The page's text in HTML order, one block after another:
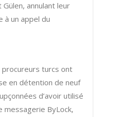
annulant leur
à un appel du
procureurs turcs ont
en détention de neuf
d’avoir utilisé
messagerie ByLock,